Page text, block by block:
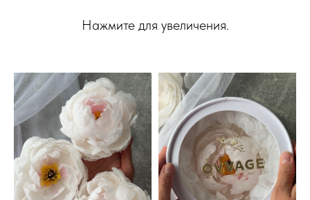
Нажмите для увеличения.